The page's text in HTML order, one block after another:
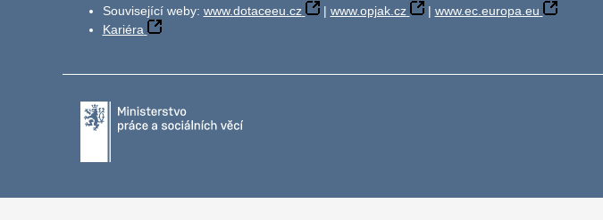
Související weby: www.dotaceeu.cz | www.opjak.cz | www.ec.europa.eu
Kariéra